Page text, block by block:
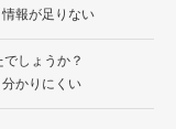
情報が足りない
しょうか？
分かりにくい